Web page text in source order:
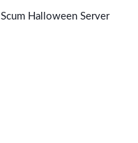
Scum Halloween Server